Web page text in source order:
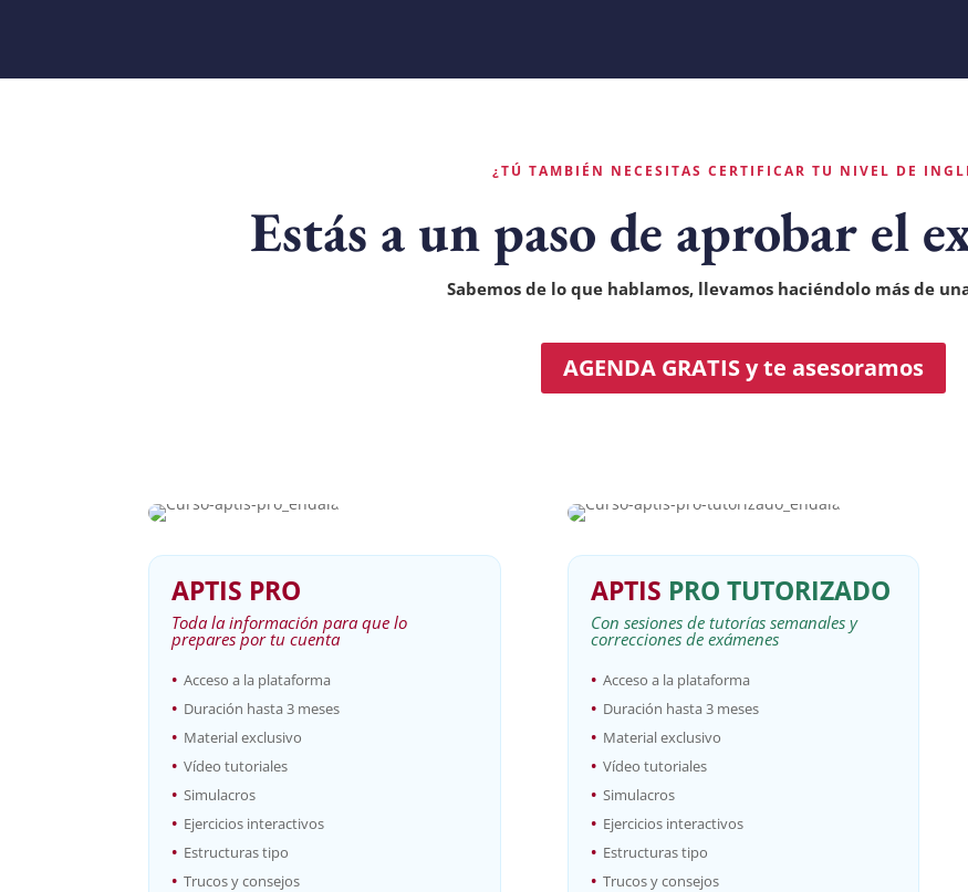
¿TÚ TAMBIÉN NECESITAS CERTIFICAR TU NIVEL DE
Estás a un paso de aprobar el
Sabemos de lo que hablamos, llevamos haciéndolo más de
AGENDA GRATIS y te asesoramos
APTIS PRO
Toda la información para que lo
prepares por tu cuenta
• Acceso a la plataforma
• Duración hasta 3 meses
• Material exclusivo
• Vídeo tutoriales
• Simulacros
• Ejercicios interactivos
• Estructuras tipo
• Trucos y consejos
APTIS PRO TUTORIZADO
Con sesiones de tutorías semanales y
correcciones de exámenes
• Acceso a la plataforma
• Duración hasta 3 meses
• Material exclusivo
• Vídeo tutoriales
• Simulacros
• Ejercicios interactivos
• Estructuras tipo
• Trucos y consejos